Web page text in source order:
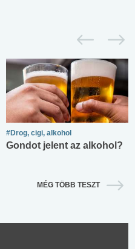
#Drog, cigi, alkohol
Gondot jelent az alkohol?
MÉG TÖBB TESZT